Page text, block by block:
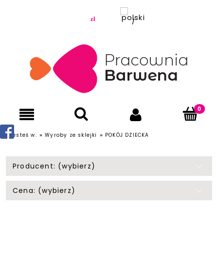
Jesteś w: » Wyroby ze sklejki » POKÓJ DZIECKA
Producent: (wybierz)
Cena: (wybierz)